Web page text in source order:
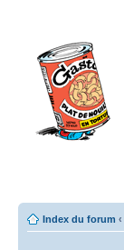
Index du forum ‹